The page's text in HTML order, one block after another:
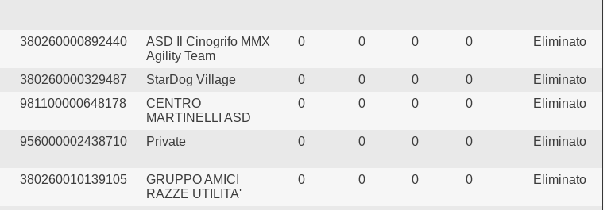
380260000892440
ASD Il Cinogrifo MMX
Agility Team
0 0 0 0 Eliminato
380260000329487 StarDog Village 0 0 0 0
Eliminato
981100000648178
CENTRO
MARTINELLI ASD
0 0 0 0 Eliminato
956000002438710 Private 0 0 0 0 Eliminato
380260010139105
GRUPPO AMICI
RAZZE UTILITA'
0 0 0 0 Eliminato